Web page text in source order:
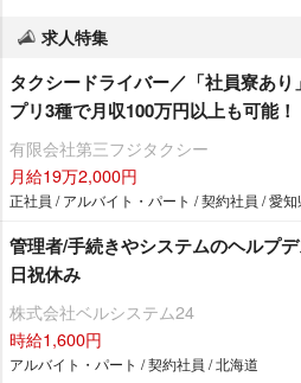
求人特集
タクシードライバー／「社員寮あ
プリ3種で月収100万円以上も可能！
有限会社第三フジタクシー
月給19万2,000円
正社員 / アルバイト・パート / 契約社員 / 愛知
管理者/手続きやシステムのヘルプ
日祝休み
株式会社ベルシステム24
時給1,600円
アルバイト・パート / 契約社員 / 北海道